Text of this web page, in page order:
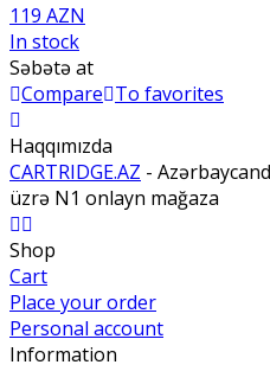
119 AZN
In stock
Səbətə at
Compare To favorites
Haqqımızda
CARTRIDGE.AZ -
üzrə N1 onlayn mağaza
Shop
Cart
Place your order
Personal account
Information